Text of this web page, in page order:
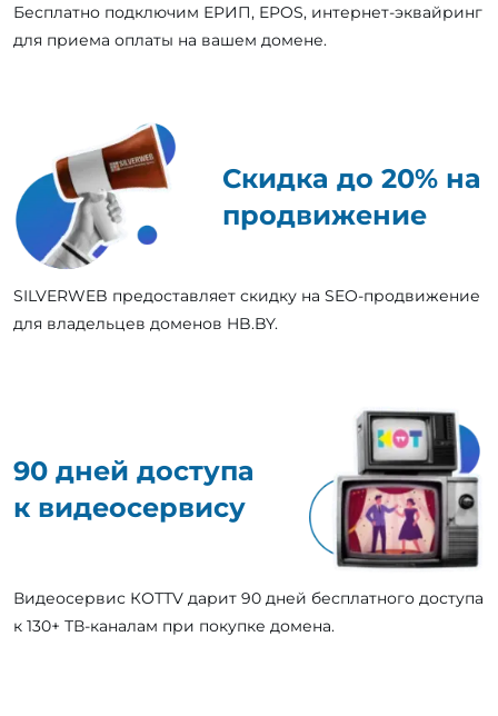
Бесплатно подключим ЕРИП, EPOS, интернет-эквайринг
для приема оплаты на вашем домене.
Скидка до 20% на
продвижение
SILVERWEB предоставляет скидку на SEO-продвижение
для владельцев доменов HB.BY.
90 дней доступа
к видеосервису
Видеосервис КОТТV дарит 90 дней бесплатного доступа
к 130+ ТВ-каналам при покупке домена.